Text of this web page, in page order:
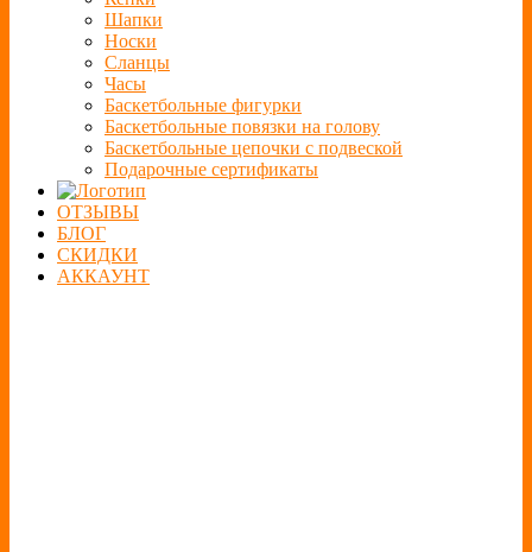
Шапки
Носки
Сланцы
Часы
Баскетбольные фигурки
Баскетбольные повязки на голову
Баскетбольные цепочки с подвеской
Подарочные сертификаты
ОТЗЫВЫ
БЛОГ
СКИДКИ
АККАУНТ